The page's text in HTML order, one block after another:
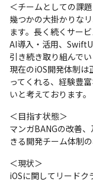
＜チームとしての課
幾つかの大掛かりな
ます。長く続くサー
AI導入・活用、
引き続き取り組んでい
現在のiOS開発体制
ってくれる、経験豊
いと考えております。
＜目指す状態＞
マンガBANGの改善
きる開発チーム体制の
＜現状＞
iOSに関してリードク